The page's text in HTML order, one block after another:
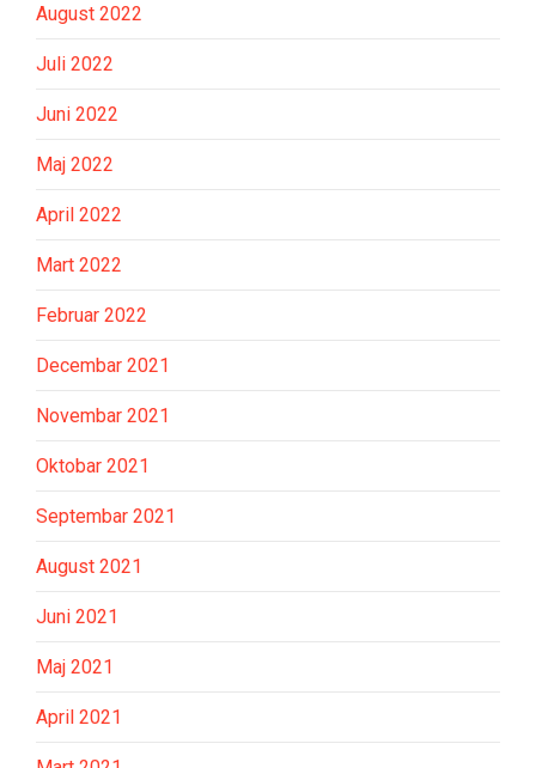
August 2022
Juli 2022
Juni 2022
Maj 2022
April 2022
Mart 2022
Februar 2022
Decembar 2021
Novembar 2021
Oktobar 2021
Septembar 2021
August 2021
Juni 2021
Maj 2021
April 2021